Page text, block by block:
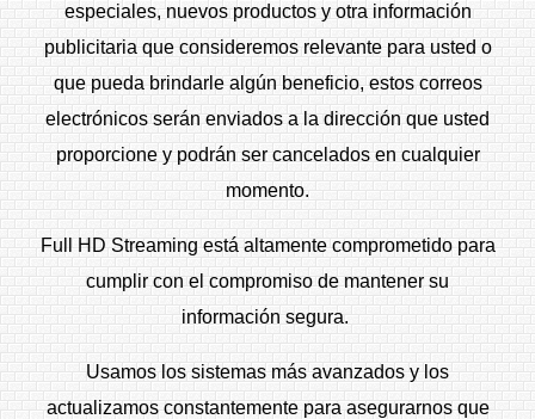
especiales, nuevos productos y otra información
publicitaria que consideremos relevante para usted o
que pueda brindarle algún beneficio, estos correos
electrónicos serán enviados a la dirección que usted
proporcione y podrán ser cancelados en cualquier
momento.
Full HD Streaming está altamente comprometido para
cumplir con el compromiso de mantener su
información segura.
Usamos los sistemas más avanzados y los
actualizamos constantemente para asegurarnos que